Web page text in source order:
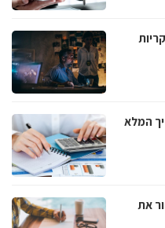
המלא
את